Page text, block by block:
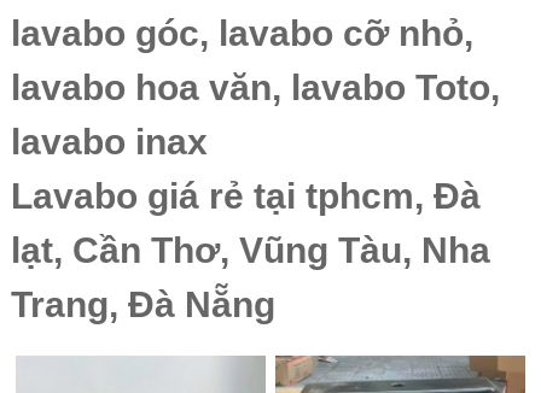
lavabo góc, lavabo cỡ nhỏ,
lavabo hoa văn, lavabo Toto,
lavabo inax
Lavabo giá rẻ tại tphcm, Đà
lạt, Cần Thơ, Vũng Tàu, Nha
Trang, Đà Nẵng